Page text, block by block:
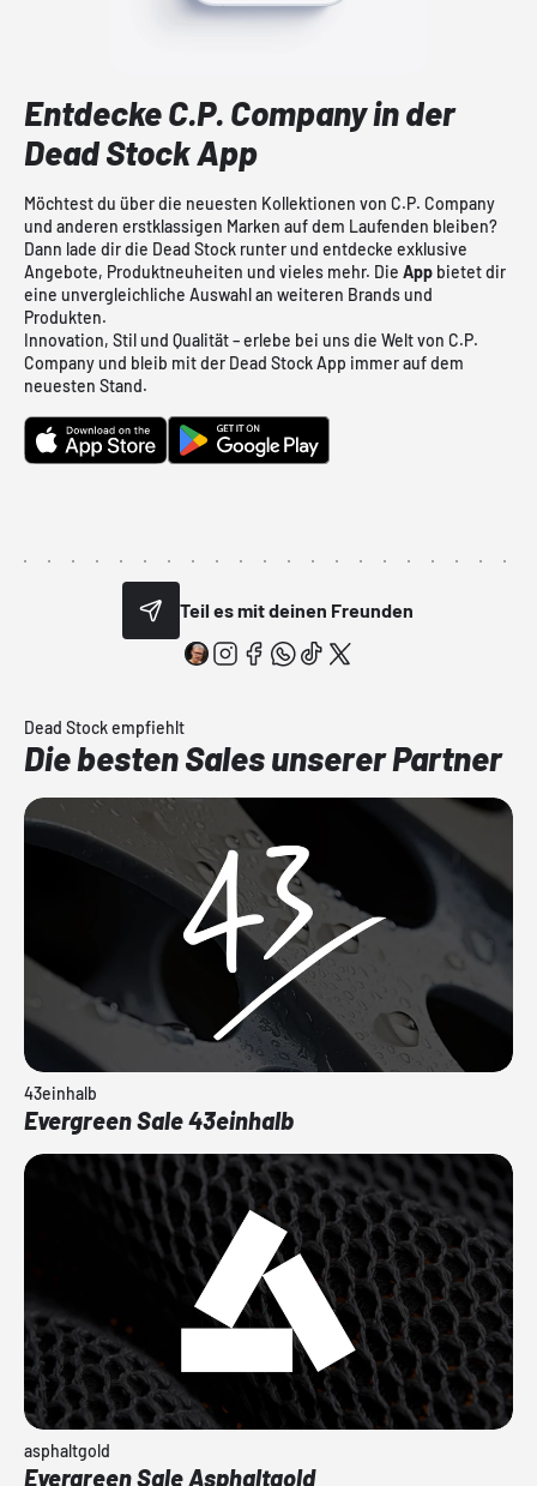
Entdecke C.P. Company in der
Dead Stock App
Möchtest du über die neuesten Kollektionen von C.P. Company
und anderen erstklassigen Marken auf dem Laufenden bleiben?
Dann lade dir die Dead Stock runter und entdecke exklusive
Angebote, Produktneuheiten und vieles mehr. Die App bietet dir
eine unvergleichliche Auswahl an weiteren Brands und
Produkten.
Innovation, Stil und Qualität – erlebe bei uns die Welt von C.P.
Company und bleib mit der Dead Stock App immer auf dem
neuesten Stand.
Teil es mit deinen Freunden
Dead Stock empfiehlt
Die besten Sales unserer Partner
43einhalb
Evergreen Sale 43einhalb
asphaltgold
Evergreen Sale Asphaltgold